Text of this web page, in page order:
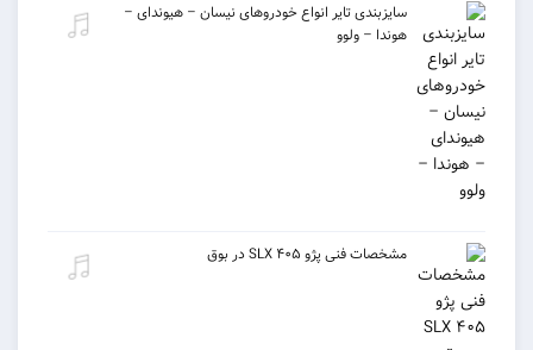
سایزبندی تایر انواع خودروهای نیسان – هیوندای –
هوندا – ولوو
مشخصات فنی پژو ۴۰۵ SLX در بوق